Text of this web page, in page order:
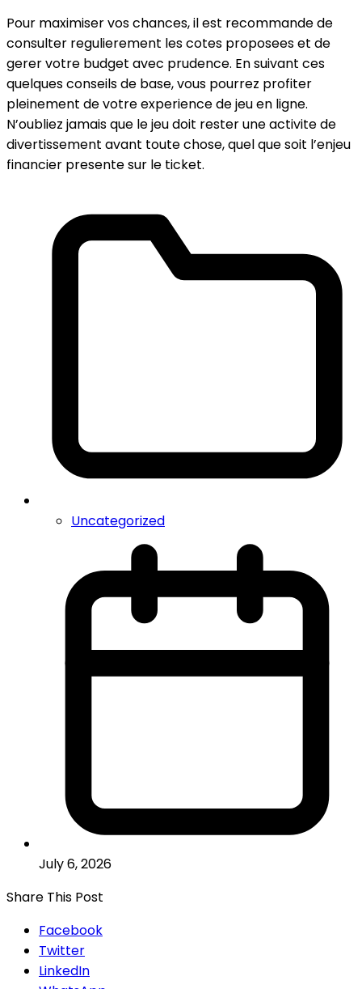
Pour maximiser vos chances, il est recommande de
consulter regulierement les cotes proposees et de
gerer votre budget avec prudence. En suivant ces
quelques conseils de base, vous pourrez profiter
pleinement de votre experience de jeu en ligne.
N’oubliez jamais que le jeu doit rester une activite de
divertissement avant toute chose, quel que soit l’enjeu
financier presente sur le ticket.
Uncategorized
July 6, 2026
Share This Post
Facebook
Twitter
LinkedIn